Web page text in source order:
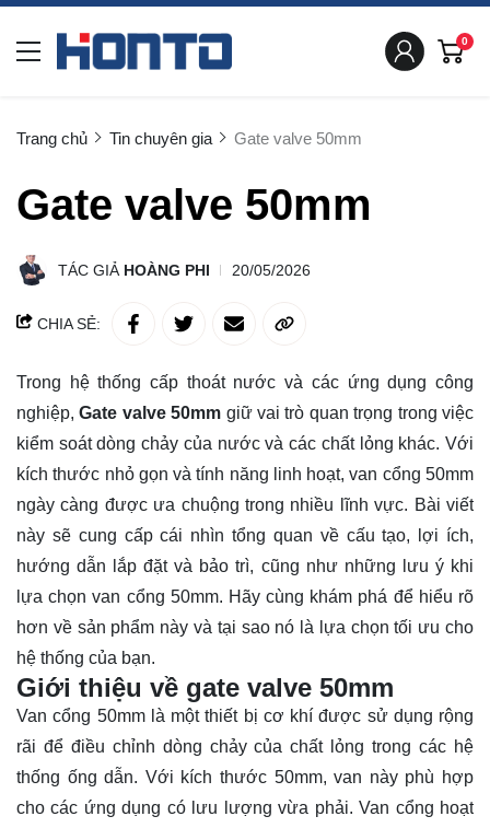
0
Trang chủ Tin chuyên gia Gate valve 50mm
Gate valve 50mm
TÁC GIẢ HOÀNG PHI 20/05/2026
CHIA SẺ:
Trong hệ thống cấp thoát nước và các ứng dụng công
nghiệp,Gate valve 50mm giữ vai trò quan trọng trong việc
kiểm soát dòng chảy của nước và các chất lỏng khác. Với
kích thước nhỏ gọn và tính năng linh hoạt, van cổng 50mm
ngày càng được ưa chuộng trong nhiều lĩnh vực. Bài viết
này sẽ cung cấp cái nhìn tổng quan về cấu tạo, lợi ích,
hướng dẫn lắp đặt và bảo trì, cũng như những lưu ý khi
lựa chọn van cổng 50mm. Hãy cùng khám phá để hiểu rõ
hơn về sản phẩm này và tại sao nó là lựa chọn tối ưu cho
hệ thống của bạn.
Giới thiệu về gate valve 50mm
Van cổng 50mm là một thiết bị cơ khí được sử dụng rộng
rãi để điều chỉnh dòng chảy của chất lỏng trong các hệ
thống ống dẫn. Với kích thước 50mm, van này phù hợp
cho các ứng dụng có lưu lượng vừa phải. Van cổng hoạt